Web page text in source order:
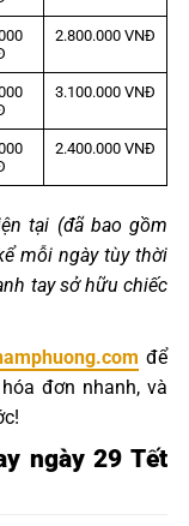
2.800.000 VNĐ
3.100.000 VNĐ
2.400.000 VNĐ
tại (đã bao gồm
mỗi ngày tùy thời
tay sở hữu chiếc
để
đơn nhanh, và
ngày 29 Tết